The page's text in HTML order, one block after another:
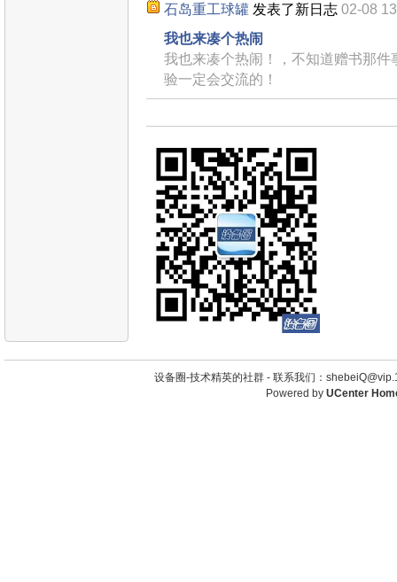
石岛重工球罐 发表了新日志 02-08
我也来凑个热闹
我也来凑个热闹！，不知道赠书那件
验一定会交流的！
设备圈-技术精英的社群 - 联系我们：
Powered by UCenter